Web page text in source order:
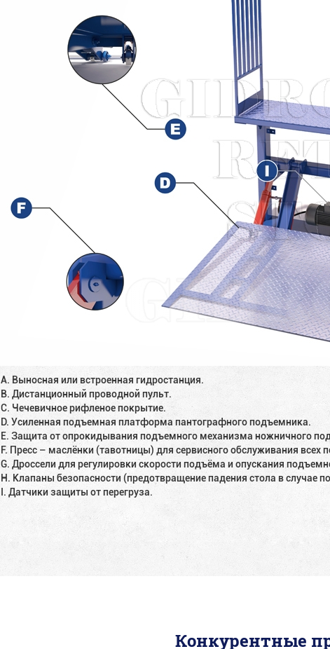
A. Выносная или встроенная гидростанция.
B. Дистанционный проводной пульт.
C. Чечевичное рифленое покрытие.
D. Усиленная подъемная платформа пантографного подъемника.
E. Защита от опрокидывания подъемного механизма ножничного
F. Пресс – маслёнки (тавотницы) для сервисного обслуживания
G. Дроссели для регулировки скорости подъёма и опускания
H. Клапаны безопасности (предотвращение падения стола в случае
I. Датчики защиты от перегруза.
Конкурентные